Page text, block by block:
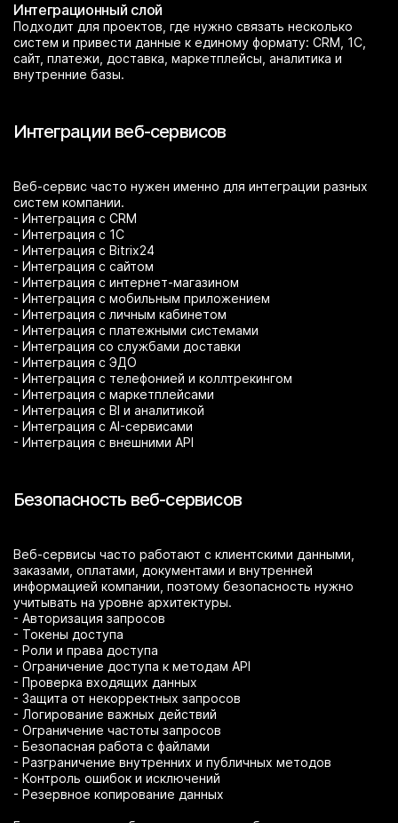
Интеграционный слой
Подходит для проектов, где нужно связать несколько
систем и привести данные к единому формату: CRM, 1С,
сайт, платежи, доставка, маркетплейсы, аналитика и
внутренние базы.
Интеграции веб-сервисов
Веб-сервис часто нужен именно для интеграции разных
систем компании.
- Интеграция с CRM
- Интеграция с 1С
- Интеграция с Bitrix24
- Интеграция с сайтом
- Интеграция с интернет-магазином
- Интеграция с мобильным приложением
- Интеграция с личным кабинетом
- Интеграция с платежными системами
- Интеграция со службами доставки
- Интеграция с ЭДО
- Интеграция с телефонией и коллтрекингом
- Интеграция с маркетплейсами
- Интеграция с BI и аналитикой
- Интеграция с AI-сервисами
- Интеграция с внешними API
Безопасность веб-сервисов
Веб-сервисы часто работают с клиентскими данными,
заказами, оплатами, документами и внутренней
информацией компании, поэтому безопасность нужно
учитывать на уровне архитектуры.
- Авторизация запросов
- Токены доступа
- Роли и права доступа
- Ограничение доступа к методам API
- Проверка входящих данных
- Защита от некорректных запросов
- Логирование важных действий
- Ограничение частоты запросов
- Безопасная работа с файлами
- Разграничение внутренних и публичных методов
- Контроль ошибок и исключений
- Резервное копирование данных